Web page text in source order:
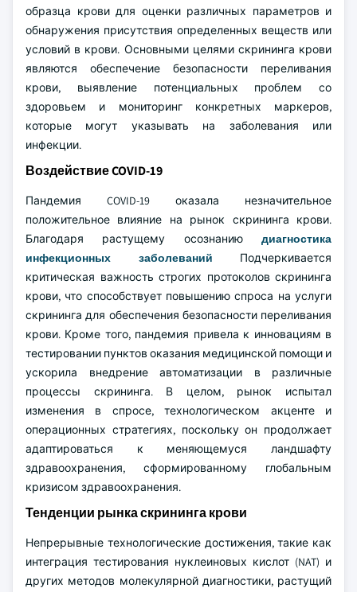
образца крови для оценки различных параметров и
обнаружения присутствия определенных веществ или
условий в крови. Основными целями скрининга крови
являются обеспечение безопасности переливания
крови, выявление потенциальных проблем со
здоровьем и мониторинг конкретных маркеров,
которые могут указывать на заболевания или
инфекции.
Воздействие COVID-19
Пандемия COVID-19 оказала незначительное
положительное влияние на рынок скрининга крови.
Благодаря растущему осознанию диагностика
инфекционных заболеваний Подчеркивается
критическая важность строгих протоколов скрининга
крови, что способствует повышению спроса на услуги
скрининга для обеспечения безопасности переливания
крови. Кроме того, пандемия привела к инновациям в
тестировании пунктов оказания медицинской помощи и
ускорила внедрение автоматизации в различные
процессы скрининга. В целом, рынок испытал
изменения в спросе, технологическом акценте и
операционных стратегиях, поскольку он продолжает
адаптироваться к меняющемуся ландшафту
здравоохранения, сформированному глобальным
кризисом здравоохранения.
Тенденции рынка скрининга крови
Непрерывные технологические достижения, такие как
интеграция тестирования нуклеиновых кислот (NAT) и
других методов молекулярной диагностики, растущий